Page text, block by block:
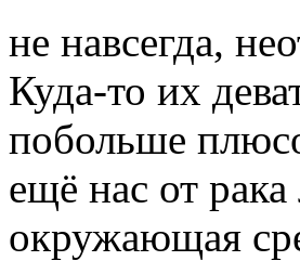
не навсегда,
Куда-то их
побольше
ещё нас от рака
окружающая